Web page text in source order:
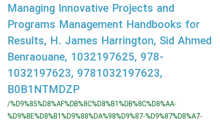
Managing Innovative Projects and
Programs Management Handbooks for
Results, H. James Harrington, Sid Ahmed
Benraouane, 1032197625, 978-
1032197623, 9781032197623,
B0B1NTMDZP
/%D9%85%D8%AF%DB%8C%D8%B1%DB%8C%D8%AA-
%D9%BE%D8%B1%D9%88%DA%98%D9%87-%D9%87%D8%A7-